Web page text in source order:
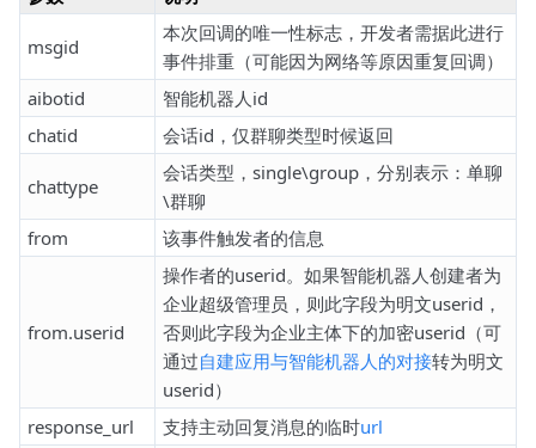
msgid
本次回调的唯一性标志，开发者需据此进行
事件排重（可能因为网络等原因重复回调）
aibotid
智能机器人id
chatid
会话id，仅群聊类型时候返回
chattype
会话类型，single\group，分别表示：单聊
\群聊
from
该事件触发者的信息
from.userid
操作者的userid。如果智能机器人创建者为
企业超级管理员，则此字段为明文userid，
否则此字段为企业主体下的加密userid（可
通过自建应用与智能机器人的对接转为明文
userid）
response_url
支持主动回复消息的临时url